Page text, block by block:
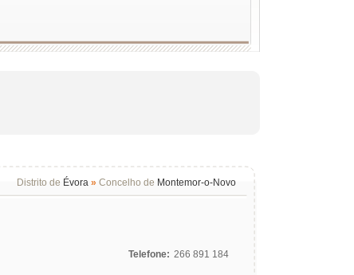
Distrito de Évora » Concelho de Montemor-o-Novo
Telefone: 266 891 184